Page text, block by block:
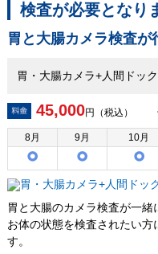
検査が必要となり
胃と大腸カメラ検査
胃・大腸カメラ+人間ドッ
45,000円（税込）
8月 9 月 10月
胃と大腸のカメラ検査が一
お体の状態を検査されたい方
す。